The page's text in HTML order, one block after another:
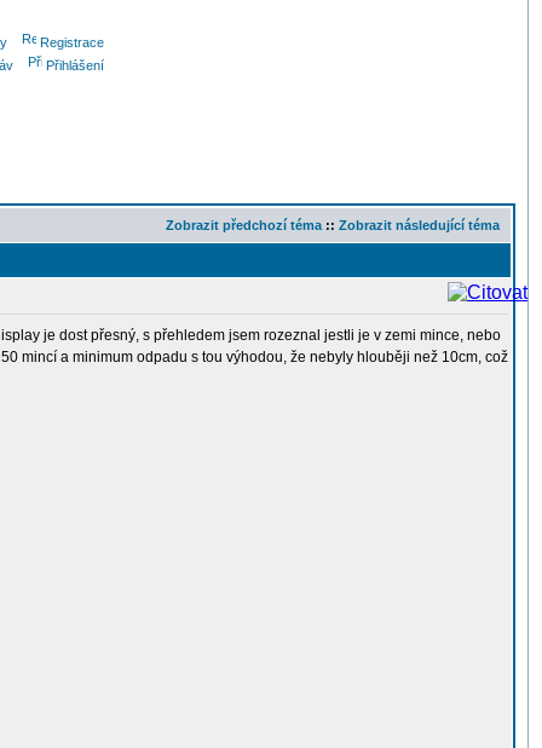
Registrace
Přihlášení
Zobrazit předchozí téma :: Zobrazit následující téma
je dost přesný, s přehledem jsem rozeznal jestli je v zemi mince, nebo
mincí a minimum odpadu s tou výhodou, že nebyly hlouběji než 10cm, což